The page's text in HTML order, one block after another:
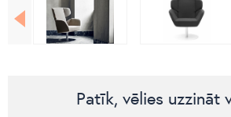
Patīk, vēlies uzzināt